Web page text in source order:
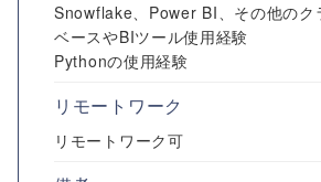
Snowflake、Power BI、その他のク
ベースやBIツール使用経験
Pythonの使用経験
リモートワーク
リモートワーク可